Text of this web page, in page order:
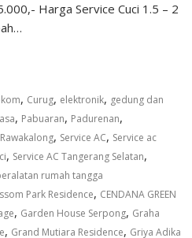
Harga Service Cuci 1.5 – 2
, Curug, elektronik, gedung dan
, Pabuaran, Padurenan,
Rawakalong, Service AC, Service ac
, Service AC Tangerang Selatan,
rumah tangga
Park Residence, CENDANA GREEN
, Garden House Serpong, Graha
, Grand Mutiara Residence, Griya Adika